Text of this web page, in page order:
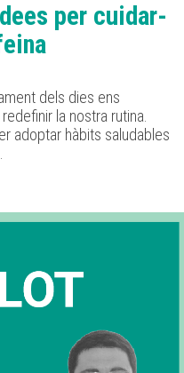
per cuidar-
dels dies ens
la nostra rutina.
adoptar hàbits saludables